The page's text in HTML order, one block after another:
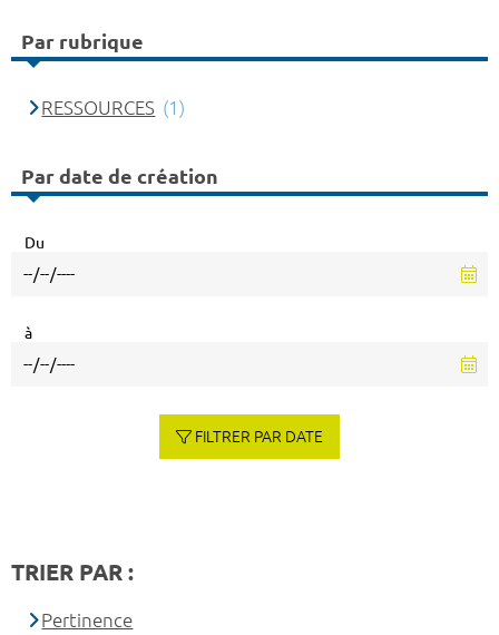
Par rubrique
RESSOURCES (1)
Par date de création
Du
à
FILTRER PAR DATE
TRIER PAR :
Pertinence